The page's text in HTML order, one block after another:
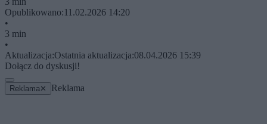
Opublikowano:11.02.2026 14:20
•
3 min
•
Aktualizacja:Ostatnia aktualizacja:08.04.2026 15:39
Dołącz do dyskusji!
Reklama ✕ Reklama